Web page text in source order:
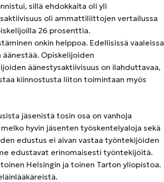
sillä ehdokkaita oli yli
oli ammattiliittojen vertailussa
26 prosenttia.
onkin helppoa. Edellisissä vaaleissa
Opiskelijoiden
äänestysaktiivisuus on ilahduttavaa,
kiinnostusta liiton toimintaan myös
jäsenistä tosin osa on vanhoja
hyvin jäsenten työskentelyaloja sekä
edustus ei aivan vastaa työntekijöiden
edustavat erinomaisesti työntekijöitä.
Helsingin ja toinen Tarton yliopistoa.